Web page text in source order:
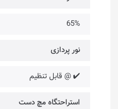
65%
نور پردازی
✔️ @ قابل تنظیم
استراحتگاه مچ دست